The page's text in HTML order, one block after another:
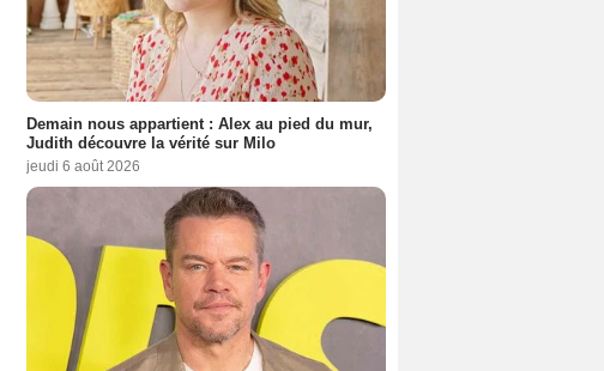
Demain nous appartient : Alex au pied du mur,
Judith découvre la vérité sur Milo
jeudi 6 août 2026